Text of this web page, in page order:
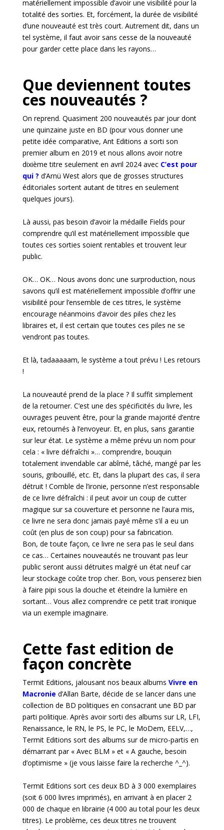
matériellement impossible d’avoir une visibilité pour la
totalité des sorties. Et, forcément, la durée de visibilité
d’une nouveauté est très court. Autrement dit, dans un
tel système, il faut avoir sans cesse de la nouveauté
pour garder cette place dans les rayons…
Que deviennent toutes
ces nouveautés ?
On reprend. Quasiment 200 nouveautés par jour dont
une quinzaine juste en BD (pour vous donner une
petite idée comparative, Ant Editions a sorti son
premier album en 2019 et nous allons avoir notre
dixième titre seulement en avril 2024 avec C’est pour
qui ? d’Arnü West alors que de grosses structures
éditoriales sortent autant de titres en seulement
quelques jours).
Là aussi, pas besoin d’avoir la médaille Fields pour
comprendre qu’il est matériellement impossible que
toutes ces sorties soient rentables et trouvent leur
public.
OK… OK… Nous avons donc une surproduction, nous
savons qu’il est matériellement impossible d’offrir une
visibilité pour l’ensemble de ces titres, le système
encourage néanmoins d’avoir des piles chez les
libraires et, il est certain que toutes ces piles ne se
vendront pas toutes.
Et là, tadaaaaam, le système a tout prévu ! Les retours
!
La nouveauté prend de la place ? Il suffit simplement
de la retourner. C’est une des spécificités du livre, les
ouvrages peuvent être, pour la grande majorité d’entre
eux, retournés à l’envoyeur. Et, en plus, sans garantie
sur leur état. Le système a même prévu un nom pour
cela : « livre défraîchi »… comprendre, bouquin
totalement invendable car abîmé, tâché, mangé par les
souris, gribouillé, etc. Et, dans la plupart des cas, il sera
détruit ! Comble de l’ironie, personne n’est responsable
de ce livre défraîchi : il peut avoir un coup de cutter
magique sur sa couverture et personne ne l’aura mis,
ce livre ne sera donc jamais payé même s’il a eu un
coût (en plus de son coup) pour sa fabrication.
Bon, de toute façon, ce livre ne sera pas le seul dans
ce cas… Certaines nouveautés ne trouvant pas leur
public seront aussi détruites malgré un état neuf car
leur stockage coûte trop cher. Bon, vous penserez bien
à faire pipi sous la douche et éteindre la lumière en
sortant… Vous allez comprendre ce petit trait ironique
via un exemple imaginaire.
Cette fast edition de
façon concrète
Termit Editions, jalousant nos beaux albums Vivre en
Macronie d’Allan Barte, décide de se lancer dans une
collection de BD politiques en consacrant une BD par
parti politique. Après avoir sorti des albums sur LR, LFI,
Renaissance, le RN, le PS, le PC, le MoDem, EELV,…,
Termit Editions sort des albums sur de micro-partis en
démarrant par « Avec BLM » et « A gauche, besoin
d’optimisme » (je vous laisse faire la recherche ^_^).
Termit Editions sort ces deux BD à 3 000 exemplaires
(soit 6 000 livres imprimés), en arrivant à en placer 2
000 de chaque en librairie (4 000 au total pour les deux
titres). Le problème, ces deux titres ne trouvent